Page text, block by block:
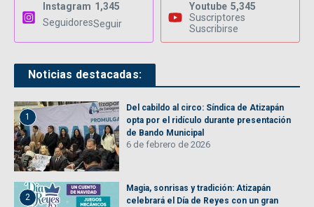
Instagram 1,345
SeguidoresSeguir
Youtube 5,345
Suscriptores
Suscribirse
Noticias destacadas:
1
Del cabildo al circo: Síndica de Atizapán
opta por el ridículo durante presentación
de Bando Municipal
6 de febrero de 2026
2
Magia, sonrisas y tradición: Atizapán
celebrará el Día de Reyes con un gran